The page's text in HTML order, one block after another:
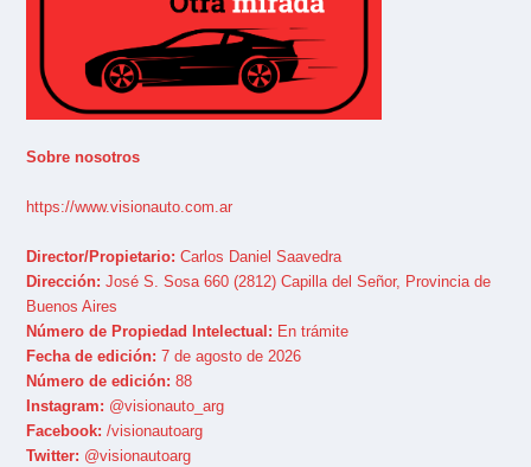
Sobre nosotros
https://www.visionauto.com.ar
Director/Propietario: Carlos Daniel Saavedra
Dirección: José S. Sosa 660 (2812) Capilla del Señor, Provincia de
Buenos Aires
Número de Propiedad Intelectual: En trámite
Fecha de edición: 7 de agosto de 2026
Número de edición: 88
Instagram: @visionauto_arg
Facebook: /visionautoarg
Twitter: @visionautoarg